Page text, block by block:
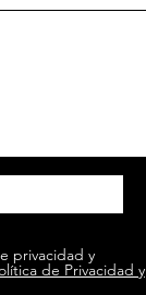
privacidad y
de Privacidad y